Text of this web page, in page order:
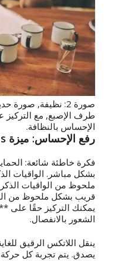
صورة 2: نظيفة,
طرف الإصبع, مع التركيز
الإحساس بالنظافة.
رفع الإحساس: ميزة Callimis لتقنيات الإصبع
بشكل مباشر. الواقيات
ملحوظ من الواقيات
قريب بشكل ملحوظ من
يمكنك التركيز حقًا على
الشعور بالانفصال.
ينقل اللاتكس الرقيق
يصدق. يتم تجربة كل